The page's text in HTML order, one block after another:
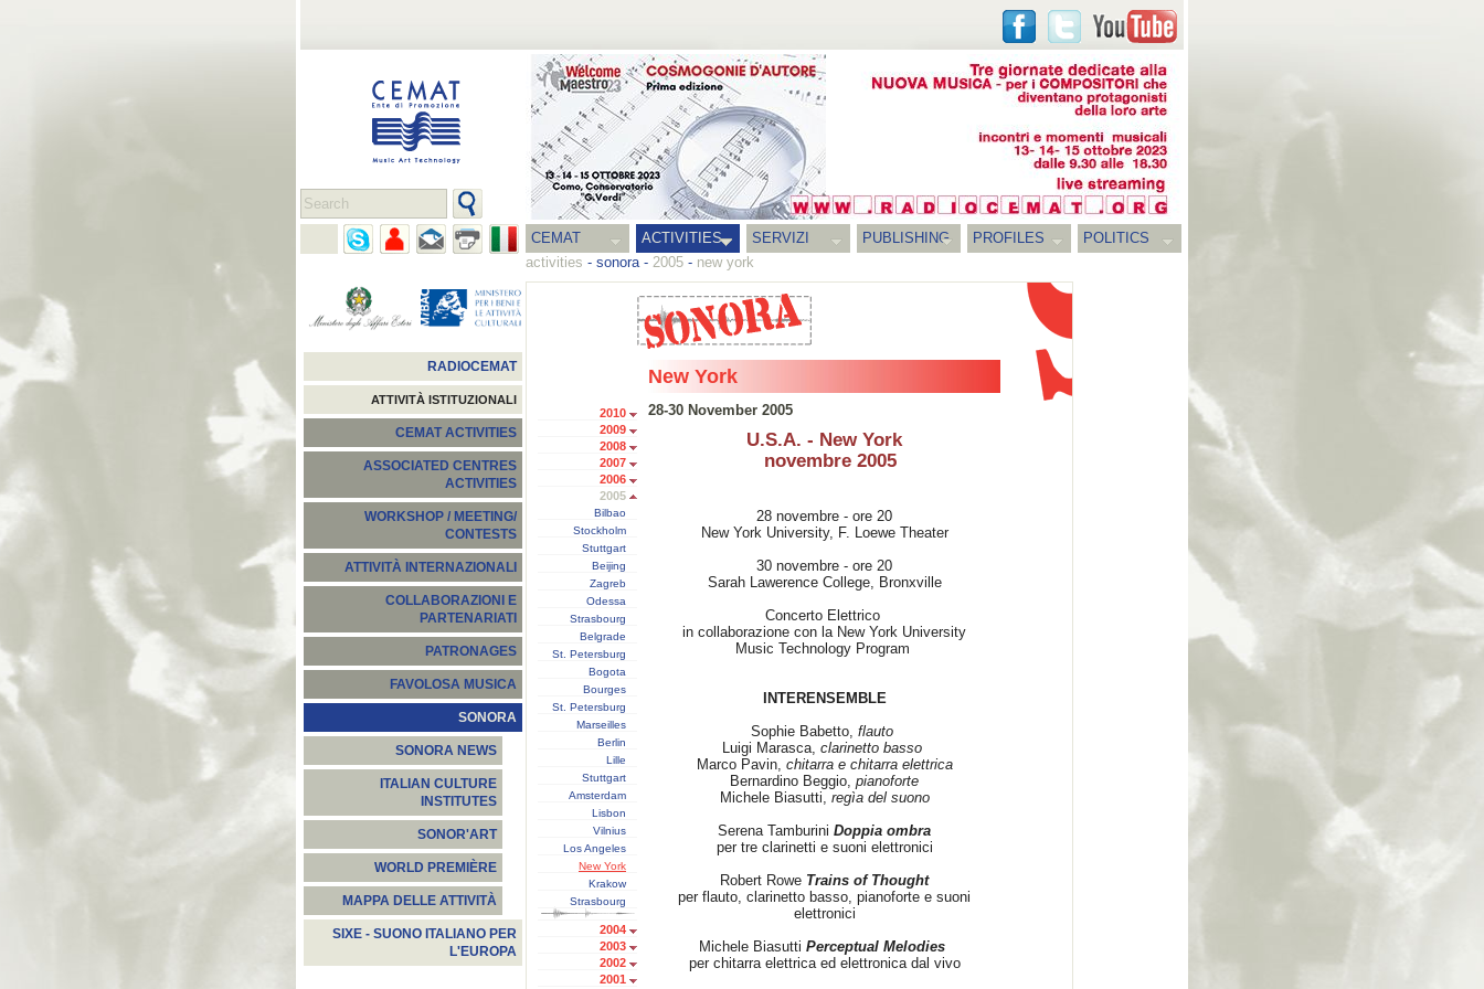
CEMAT ACTIVITIES SERVIZI PUBLISHING PROFILES
POLITICS
activities - sonora- 2005 - new york
RADIOCEMAT
ATTIVITÀ ISTITUZIONALI
CEMAT ACTIVITIES
ASSOCIATED CENTRES
ACTIVITIES
WORKSHOP / MEETING/
CONTESTS
ATTIVITÀ INTERNAZIONALI
COLLABORAZIONI E
PARTENARIATI
PATRONAGES
FAVOLOSA MUSICA
SONORA
SONORA NEWS
ITALIAN CULTURE
INSTITUTES
SONOR'ART
WORLD PREMIÈRE
MAPPA DELLE ATTIVITÀ
SIXE - SUONO ITALIANO PER
L'EUROPA
2010
2009
2008
2007
2006
2005
Bilbao
Stockholm
Stuttgart
Beijing
Zagreb
Odessa
Strasbourg
Belgrade
St. Petersburg
Bogota
Bourges
St. Petersburg
Marseilles
Berlin
Lille
Stuttgart
Amsterdam
Lisbon
Vilnius
Los Angeles
New York
Krakow
Strasbourg
2004
2003
2002
2001
New York
28-30 November 2005
U.S.A. - New York
novembre 2005
28 novembre - ore 20
New York University, F. Loewe Theater
30 novembre - ore 20
Sarah Lawerence College, Bronxville
Concerto Elettrico
in collaborazione con la New York University
Music Technology Program
INTERENSEMBLE
Sophie Babetto, flauto
Luigi Marasca, clarinetto basso
Marco Pavin, chitarra e chitarra elettrica
Bernardino Beggio, pianoforte
Michele Biasutti, regìa del suono
Serena Tamburini Doppia ombra
per tre clarinetti e suoni elettronici
Robert Rowe Trains of Thought
per flauto, clarinetto basso, pianoforte e suoni
elettronici
Michele Biasutti Perceptual Melodies
per chitarra elettrica ed elettronica dal vivo